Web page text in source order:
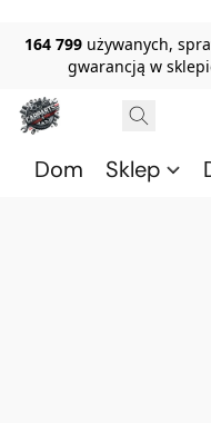
164 799 używanych,
gwarancją w
Dom Sklep